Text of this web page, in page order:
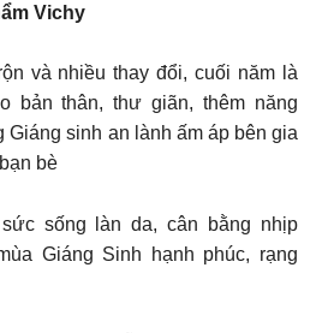
Vichy
và nhiều thay đổi, cuối năm là
bản thân, thư giãn, thêm năng
Giáng sinh an lành ấm áp bên gia
bè
sống làn da, cân bằng nhịp
Giáng Sinh hạnh phúc, rạng